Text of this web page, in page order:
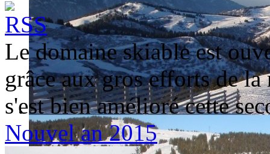
Le domaine skiable est
grâce aux gros efforts de
s'est bien amélioré cette
Nouvel an 2015